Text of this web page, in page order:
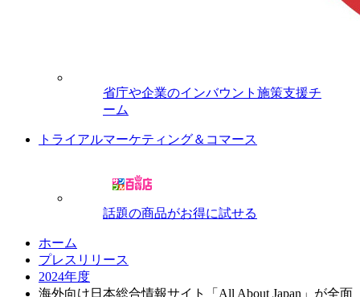
省庁や企業のインバウント施策支援チ
ーム
トライアルマーケティング＆コマース
話題の商品がお得に試せる
ホーム
プレスリリース
2024年度
海外向け日本総合情報サイト「All About Japan」が全面